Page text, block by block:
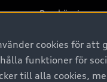
Provkörning
cookies för
funktioner för
till alla cookies,